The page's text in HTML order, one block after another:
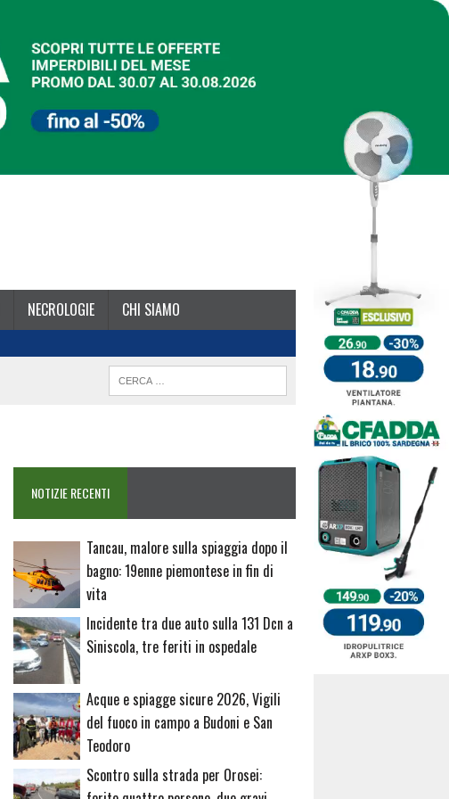
NECROLOGIE CHI SIAMO
NOTIZIE RECENTI
Tancau, malore sulla spiaggia dopo il
bagno: 19enne piemontese in fin di
vita
Incidente tra due auto sulla 131 Dcn a
Siniscola, tre feriti in ospedale
Acque e spiagge sicure 2026, Vigili
del fuoco in campo a Budoni e San
Teodoro
Scontro sulla strada per Orosei: